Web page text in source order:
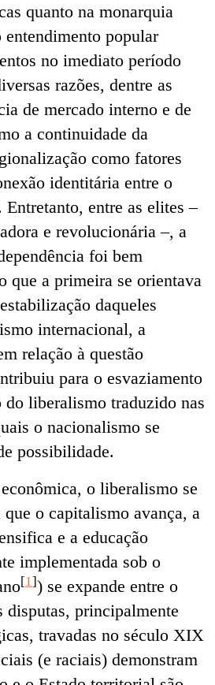
quanto na monarquia
popular
no imediato período
razões, dentre as
de mercado interno e de
a continuidade da
como fatores
identitária entre o
entre as elites –
e revolucionária –, a
foi bem
que a primeira se orientava
daqueles
internacional, a
relação à questão
para o esvaziamento
liberalismo traduzido nas
o nacionalismo se
possibilidade.
o liberalismo se
o capitalismo avança, a
e a educação
implementada sob o
[1]) se expande entre o
disputas, principalmente
travadas no século XIX
(e raciais) demonstram